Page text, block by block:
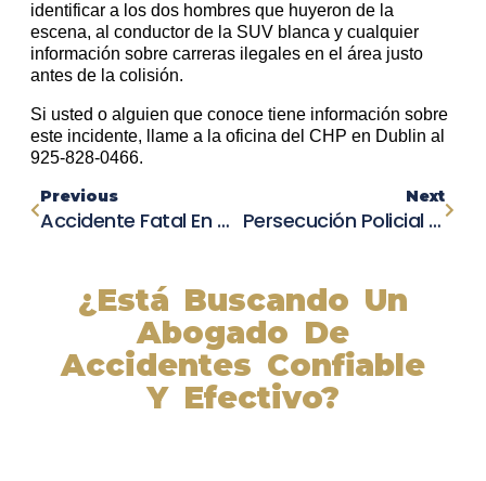
identificar a los dos hombres que huyeron de la
escena, al conductor de la SUV blanca y cualquier
información sobre carreras ilegales en el área justo
antes de la colisión.
Si usted o alguien que conoce tiene información sobre
este incidente, llame a la oficina del CHP en Dublin al
925-828-0466.
Previous
Accidente Fatal En California: Joven De 15 Años Pierde La Vida En Choque En Granite Bay
Next
Persecución Policial Mortal En Carolina Del Sur: Dos Muertos Y Un Herido En Accidente
¿Está Buscando Un
Abogado De
Accidentes Confiable
Y Efectivo?